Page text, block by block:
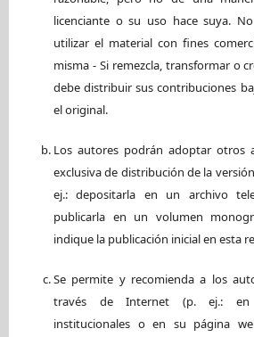
licenciante o su uso hace suya.
utilizar el material con fines
misma - Si remezcla, transformar o
debe distribuir sus contribuciones
el original.
Los autores podrán adoptar otros
exclusiva de distribución de la
ej.: depositarla en un archivo
publicarla en un volumen
indique la publicación inicial en esta
Se permite y recomienda a los
través de Internet (p. ej.: en
institucionales o en su página